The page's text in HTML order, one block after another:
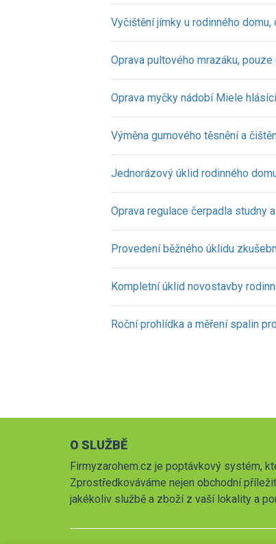
Vyčištění jímky u rodinného domu,
Oprava pultového mrazáku,
Oprava myčky nádobí Miele
Výměna gumového těsnění a
Jednorázový úklid rodinného
Oprava regulace čerpadla studny
Provedení běžného úklidu
Kompletní úklid novostavby
Roční prohlídka a měření spalin
O SLUŽBĚ
Firmyzarohem.cz je poptávkový systém,
Zprostředkováváme nejen obchodní
jakékoliv službě a zboží z vaší lokality a